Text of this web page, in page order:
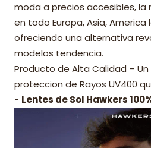
moda a precios accesibles,
en todo Europa, Asia, America
ofreciendo una alternativa
modelos tendencia.
Producto de Alta Calidad –
proteccion de Rayos UV400
- Lentes de Sol Hawkers